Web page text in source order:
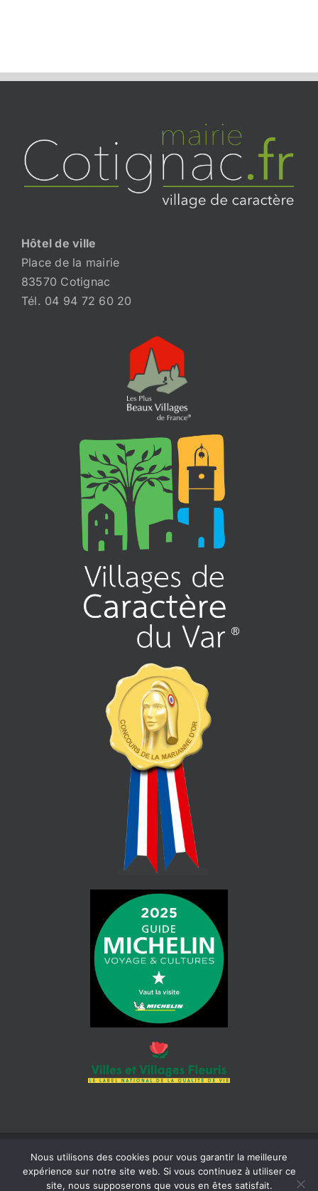
Hôtel de ville
Place de la mairie
83570 Cotignac
Tél. 04 94 72 60 20
© 2026 Mairie de Cotignac | Tous droits réservés | Siret : 218 300
465 000 18 |Mentions légales| Réalisation :Béaba-informatique
Nous utilisons des cookies pour vous garantir la meilleure
expérience sur notre site web. Si vous continuez à utiliser ce
site, nous supposerons que vous en êtes satisfait.